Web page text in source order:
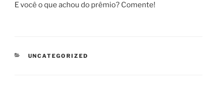
E você o que achou do prêmio? Comente!
CATEGORIAS
UNCATEGORIZED